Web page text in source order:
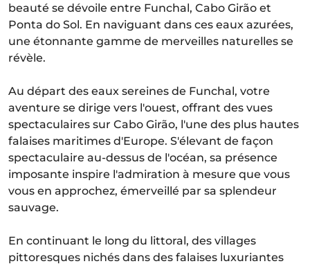
beauté se dévoile entre Funchal, Cabo Girão et
Ponta do Sol. En naviguant dans ces eaux azurées,
une étonnante gamme de merveilles naturelles se
révèle.
Au départ des eaux sereines de Funchal, votre
aventure se dirige vers l'ouest, offrant des vues
spectaculaires sur Cabo Girão, l'une des plus hautes
falaises maritimes d'Europe. S'élevant de façon
spectaculaire au-dessus de l'océan, sa présence
imposante inspire l'admiration à mesure que vous
vous en approchez, émerveillé par sa splendeur
sauvage.
En continuant le long du littoral, des villages
pittoresques nichés dans des falaises luxuriantes